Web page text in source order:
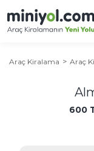
Araç Kiralama Araç
600